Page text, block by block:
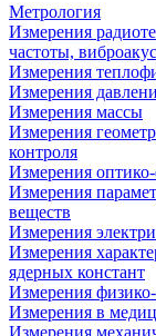
Метрология
Измерения
частоты,
Измерения
Измерения
Измерения массы
Измерения
контроля
Измерения
Измерения
веществ
Измерения
Измерения
ядерных констант
Измерения
Измерения в
Измерения